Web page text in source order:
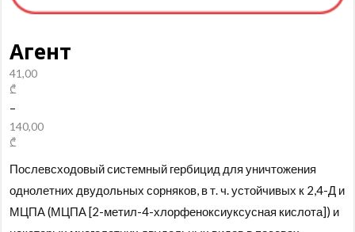
Агент
41,00
₾
–
140,00
₾
Послевсходовый системный гербицид для уничтожения
однолетних двудольных сорняков, в т. ч. устойчивых к 2,4-Д и
МЦПА (МЦПА [2-метил-4-хлорфеноксиуксусная кислота]) и